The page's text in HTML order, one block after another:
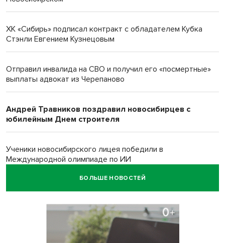
ХК «Сибирь» подписал контракт с обладателем Кубка
Стэнли Евгением Кузнецовым
Отправил инвалида на СВО и получил его «посмертные»
выплаты адвокат из Черепаново
Андрей Травников поздравил новосибирцев с
юбилейным Днем строителя
Ученики новосибирского лицея победили в
Международной олимпиаде по ИИ
БОЛЬШЕ НОВОСТЕЙ